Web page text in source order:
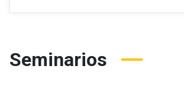
Seminarios